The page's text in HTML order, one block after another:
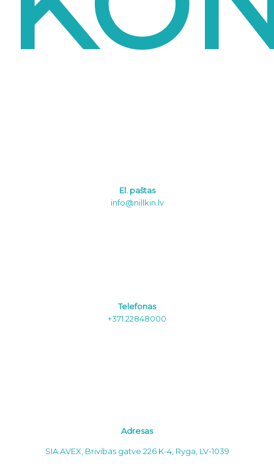
El. paštas
info@nillkin.lv
Telefonas
+371 22848000
Adresas
SIA AVEX, Brivibas gatve 226 K-4, Ryga, LV-1039